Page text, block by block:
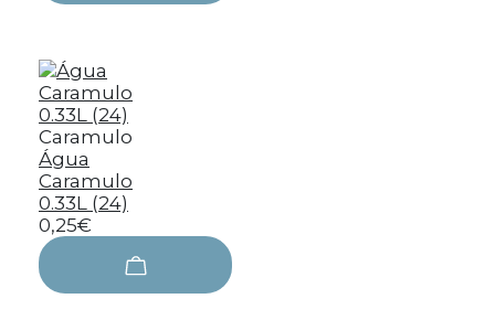
Caramulo
Água
Caramulo
0.33L (24)
0,25€